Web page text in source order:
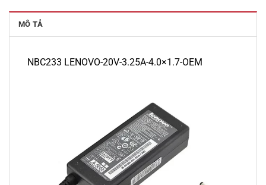
MÔ TẢ
NBC233 LENOVO-20V-3.25A-4.0×1.7-OEM